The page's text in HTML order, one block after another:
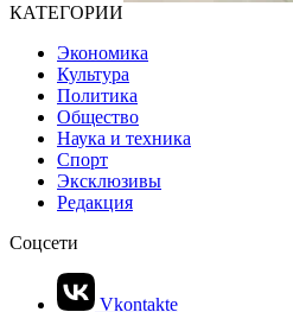
КАТЕГОРИИ
Экономика
Культура
Политика
Общество
Наука и техника
Спорт
Эксклюзивы
Редакция
Соцсети
Vkontakte